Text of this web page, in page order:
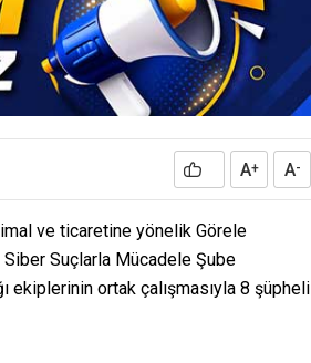
A+ A-
ve ticaretine yönelik Görele
Suçlarla Mücadele Şube
ekiplerinin ortak çalışmasıyla 8 şüpheli